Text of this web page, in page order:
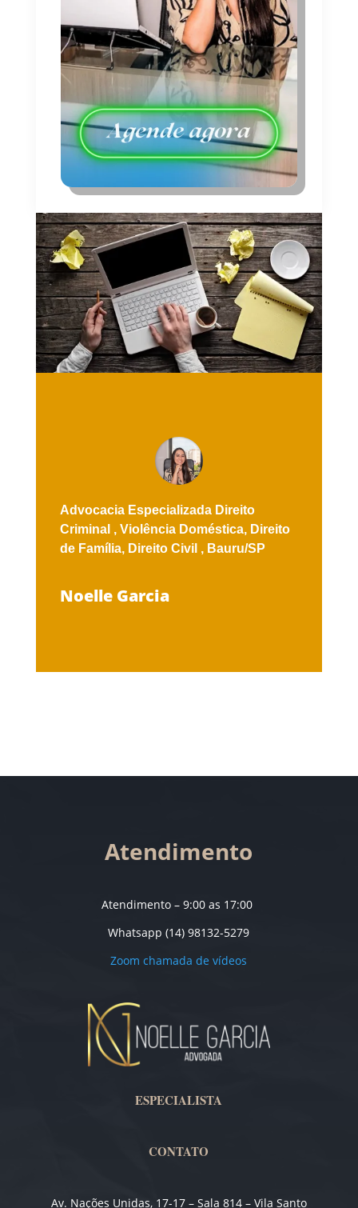
Advocacia Especializada Direito
Criminal , Violência Doméstica, Direito
de Família, Direito Civil , Bauru/SP
Noelle Garcia
Atendimento
Atendimento – 9:00 as 17:00
Whatsapp (14) 98132-5279
Zoom chamada de vídeos
ESPECIALISTA
CONTATO
Av. Nações Unidas, 17-17 – Sala 814 – Vila Santo